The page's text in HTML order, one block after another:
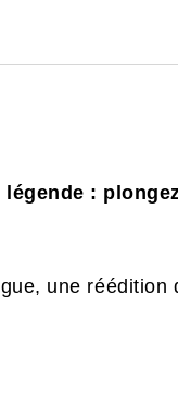
:
une